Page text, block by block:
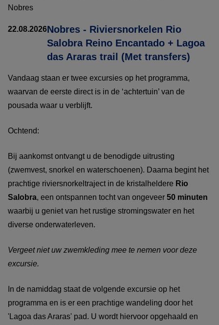
Nobres
22.08.2026Nobres - Riviersnorkelen Rio
Salobra Reino Encantado + Lagoa
das Araras trail (Met transfers)
Vandaag staan er twee excursies op het programma,
waarvan de eerste direct is in de ‘achtertuin’ van de
pousada waar u verblijft.
Ochtend:
Bij aankomst ontvangt u de benodigde uitrusting
(zwemvest, snorkel en waterschoenen). Daarna begint het
prachtige riviersnorkeltraject in de kristalheldere Rio
Salobra, een ontspannen tocht van ongeveer 50 minuten
waarbij u geniet van het rustige stromingswater en het
diverse onderwaterleven.
Vergeet niet uw zwemkleding mee te nemen voor deze
excursie.
In de namiddag staat de volgende excursie op het
programma en is er een prachtige wandeling door het
'Lagoa das Araras' pad. U wordt hiervoor opgehaald en